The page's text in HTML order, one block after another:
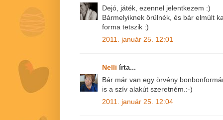
Dejó, játék, ezennel jelentkezem :)
Bármelyiknek örülnék, és bár elmúlt
forma tetszik :)
2011. január 25. 12:01
Nelli írta...
Bár már van egy örvény
is a szív alakút szeretném.:-)
2011. január 25. 12:04